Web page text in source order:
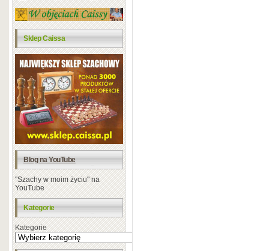
Sklep Caissa
Blog na YouTube
"Szachy w moim życiu" na
YouTube
Kategorie
Kategorie